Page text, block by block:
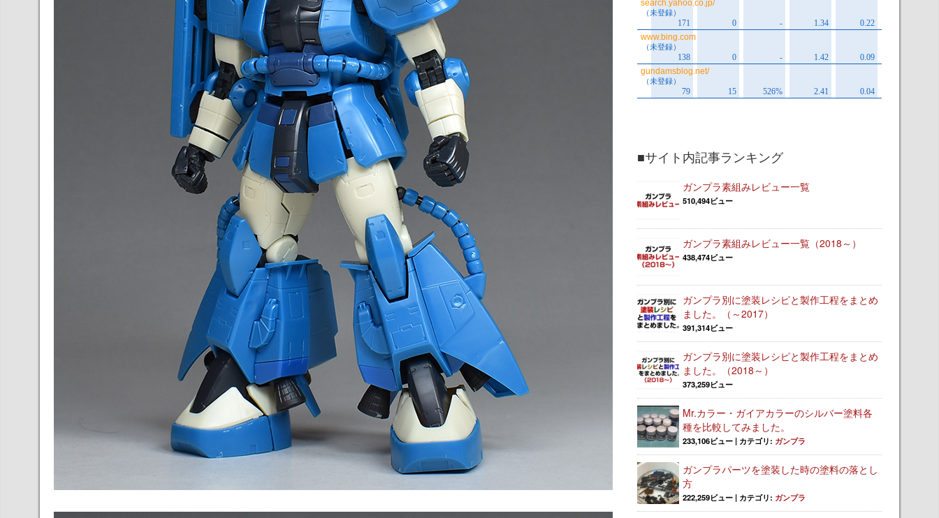
■サイト内記事ランキング
ガンプラ素組みレビュー一覧
510,494ビュー
ガンプラ素組みレビュー一覧（2018～）
438,474ビュー
ガンプラ別に塗装レシピと製作工程をまとめ
ました。（～2017）
391,314ビュー
ガンプラ別に塗装レシピと製作工程をまとめ
ました。（2018～）
373,259ビュー
Mr.カラー・ガイアカラーのシルバー塗料各
種を比較してみました。
233,106ビュー | カテゴリ: ガンプラ
ガンプラパーツを塗装した時の塗料の落とし
方
222,259ビュー | カテゴリ: ガンプラ